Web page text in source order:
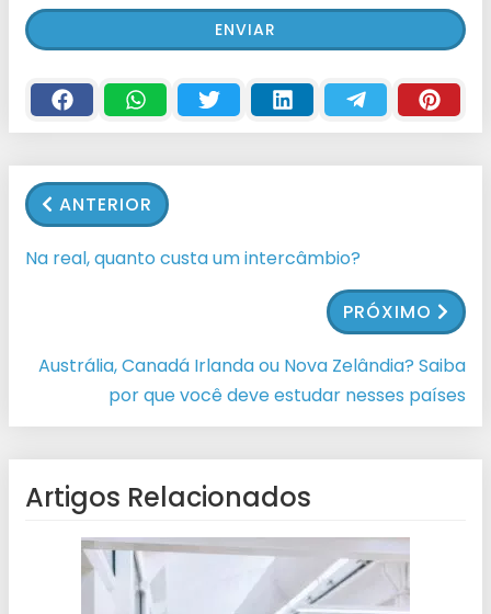
ANTERIOR
Na real, quanto custa um intercâmbio?
PRÓXIMO
Austrália, Canadá Irlanda ou Nova Zelândia? Saiba
por que você deve estudar nesses países
Artigos Relacionados